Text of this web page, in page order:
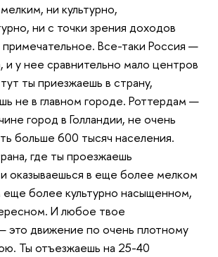
ни культурно,
ни с точки зрения доходов
Все-таки Россия —
и у нее сравнительно мало центров
ты приезжаешь в страну,
не в главном городе. Роттердам —
город в Голландии, не очень
больше 600 тысяч населения.
где ты проезжаешь
оказываешься в еще более мелком
более культурно насыщенном,
И любое твое
движение по очень плотному
Ты отъезжаешь на 25-40